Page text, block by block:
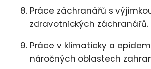
Práce záchranářů s
zdravotnických záchranářů.
Práce v klimaticky a
náročných oblastech